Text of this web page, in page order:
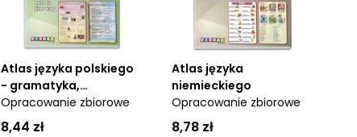
Atlas języka polskiego
- gramatyka,
ortografia, historia
literatury
Opracowanie zbiorowe
8,44 zł
Atlas języka
niemieckiego
Opracowanie zbiorowe
8,78 zł